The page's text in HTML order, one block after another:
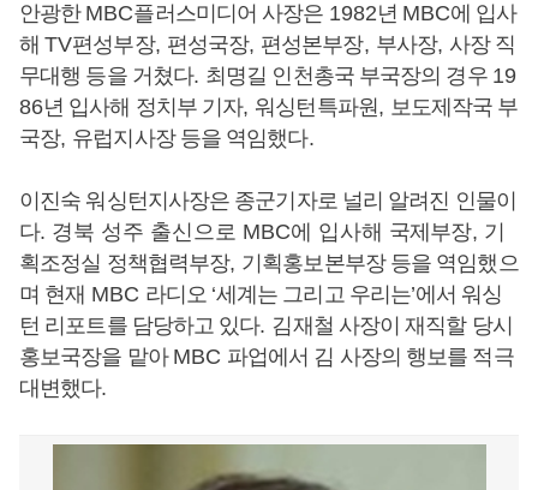
안광한 MBC플러스미디어 사장은 1982년 MBC에 입사
해TV편성부장, 편성국장, 편성본부장, 부사장, 사장 직
무대행 등을 거쳤다. 최명길 인천총국 부국장의 경우 19
86년 입사해 정치부 기자, 워싱턴특파원, 보도제작국 부
국장, 유럽지사장 등을 역임했다.
이진숙 워싱턴지사장은 종군기자로 널리 알려진 인물이
다. 경북 성주 출신으로 MBC에 입사해 국제부장, 기
획조정실 정책협력부장, 기획홍보본부장 등을 역임했으
며 현재 MBC 라디오 ‘세계는 그리고 우리는’에서 워싱
턴 리포트를 담당하고 있다. 김재철 사장이 재직할 당시
홍보국장을 맡아 MBC 파업에서 김 사장의 행보를 적극
대변했다.